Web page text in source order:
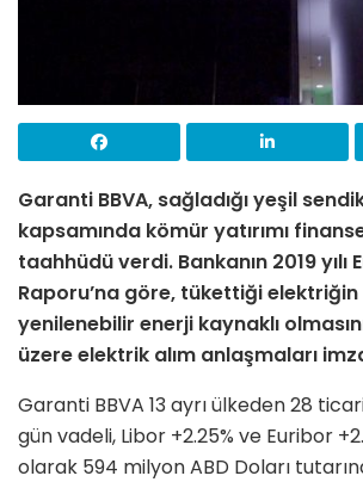
Garanti BBVA, sağladığı yeşil
kapsamında kömür yatırımı
taahhüdü verdi. Bankanın 2019 yılı
Raporu’na göre, tükettiği elektriğin
yenilenebilir enerji kaynaklı
üzere elektrik alım anlaşmaları
Garanti BBVA 13 ayrı ülkeden 28
gün vadeli, Libor +2.25% ve Euribor
olarak 594 milyon ABD Doları